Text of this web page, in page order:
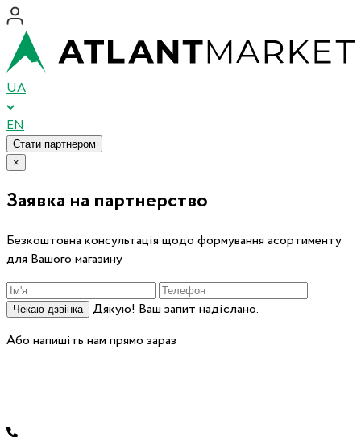
UA
EN
Стати партнером
×
Заявка на партнерство
Безкоштовна консультація щодо формування асортименту
для Вашого магазину
Чекаю дзвінка
Дякую! Ваш запит надіслано.
Або напишіть нам прямо зараз